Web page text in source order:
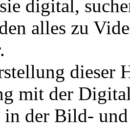
digital,
alles zu
dieser
mit der
in der Bild-